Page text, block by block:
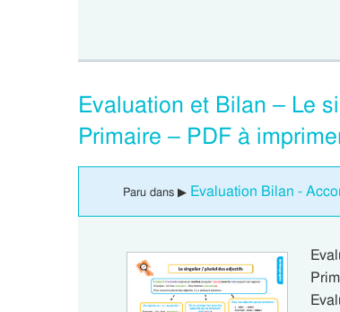
Evaluation et Bilan – Le
Primaire – PDF à
Paru dans ▶ Evaluation Bilan -